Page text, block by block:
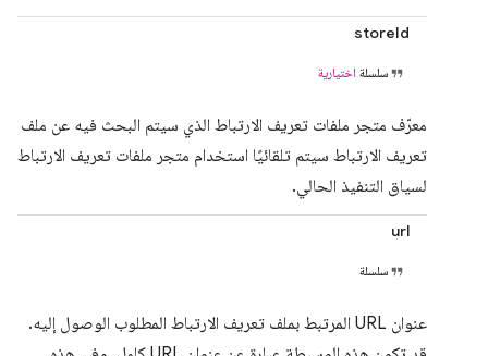
storeId
سلسلة اختيارية
معرّف متجر ملفات تعريف الارتباط الذي سيتم البحث فيه عن ملف
تعريف الارتباط سيتم تلقائيًا استخدام متجر ملفات تعريف الارتباط
لسياق التنفيذ الحالي.
url
سلسلة
عنوان URL المرتبط بملف تعريف الارتباط المطلوب الوصول إليه.